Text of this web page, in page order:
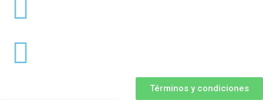
Términos y condiciones